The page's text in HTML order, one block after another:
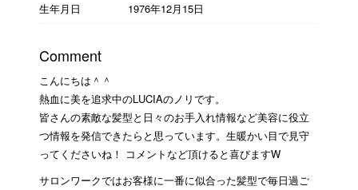
生年月日
1976年12月15日
Comment
こんにちは＾＾
熱血に美を追求中のLUCIAのノリです。
皆さんの素敵な髪型と日々のお手入れ情報など美容に役立
つ情報を発信できたらと思っています。生暖かい目で見守
ってくださいね！ コメントなど頂けると喜びますW
サロンワークではお客様に一番に似合った髪型で毎日過ご